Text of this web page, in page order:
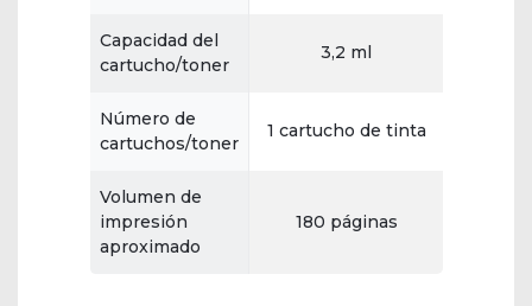
Capacidad del
cartucho/toner
3,2 ml
Número de
cartuchos/toner
1 cartucho de tinta
Volumen de
impresión
aproximado
180 páginas